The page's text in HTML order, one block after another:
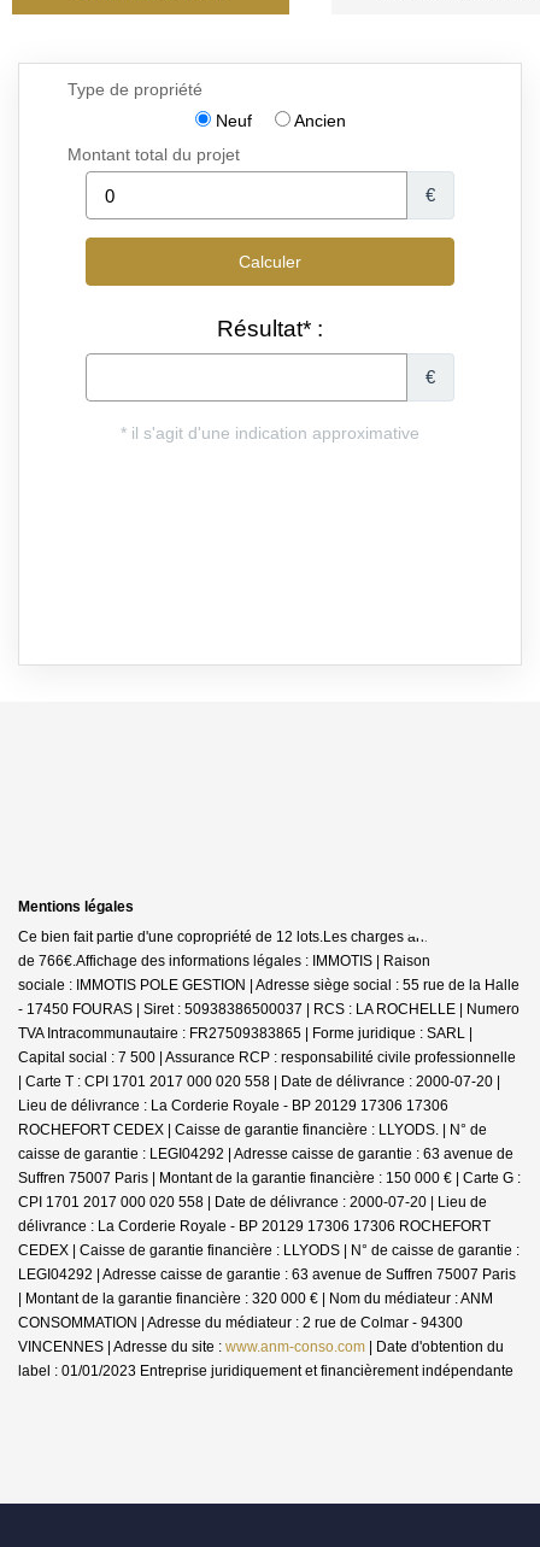
Mentions légales
Ce bien fait partie d'une copropriété de 12 lots.Les charges annuelles sont
de 766€.Affichage des informations légales : IMMOTIS | Raison
sociale : IMMOTIS POLE GESTION | Adresse siège social : 55 rue de la Halle
- 17450 FOURAS | Siret : 50938386500037 | RCS : LA ROCHELLE | Numero
TVA Intracommunautaire : FR27509383865 | Forme juridique : SARL |
Capital social : 7 500 | Assurance RCP : responsabilité civile professionnelle
| Carte T : CPI 1701 2017 000 020 558 | Date de délivrance : 2000-07-20 |
Lieu de délivrance : La Corderie Royale - BP 20129 17306 17306
ROCHEFORT CEDEX | Caisse de garantie financière : LLYODS. | N° de
caisse de garantie : LEGI04292 | Adresse caisse de garantie : 63 avenue de
Suffren 75007 Paris | Montant de la garantie financière : 150 000 € | Carte G :
CPI 1701 2017 000 020 558 | Date de délivrance : 2000-07-20 | Lieu de
délivrance : La Corderie Royale - BP 20129 17306 17306 ROCHEFORT
CEDEX | Caisse de garantie financière : LLYODS | N° de caisse de garantie :
LEGI04292 | Adresse caisse de garantie : 63 avenue de Suffren 75007 Paris
| Montant de la garantie financière : 320 000 € | Nom du médiateur : ANM
CONSOMMATION | Adresse du médiateur : 2 rue de Colmar - 94300
VINCENNES | Adresse du site : www.anm-conso.com | Date d'obtention du
label : 01/01/2023 Entreprise juridiquement et financièrement indépendante